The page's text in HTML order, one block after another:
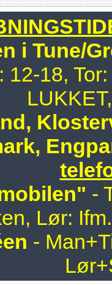
i Tune/
12-18,
-
Lør:
-